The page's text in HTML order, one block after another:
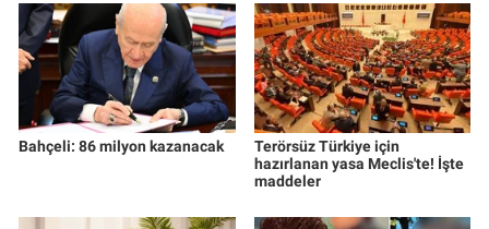
Bahçeli: 86 milyon kazanacak
Terörsüz Türkiye için
hazırlanan yasa Meclis'te! İşte
maddeler